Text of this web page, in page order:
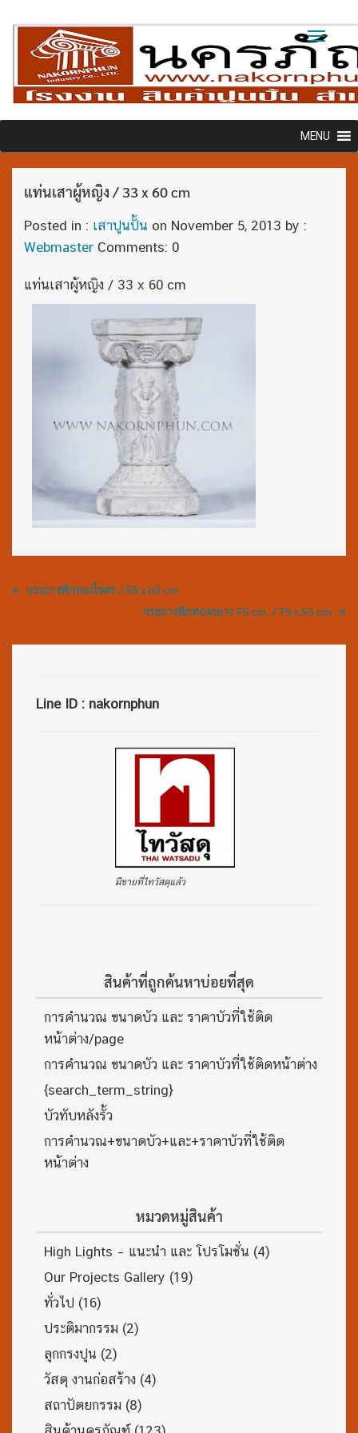
Toggle
MENU
แท่นเสาผู้หญิง / 33 x 60 cm
Posted in : เสาปูนปั้น on November 5, 2013 by :
Webmaster Comments: 0
แท่นเสาผู้หญิง / 33 x 60 cm
« กระถางฟักทองไข่ศร / 58 x 60 cm
กระถางฟักทองกลาง 75 cm. / 75 x 53 cm
»
Line ID : nakornphun
มีขายที่ไทวัสดุแล้ว
สินค้าที่ถูกค้นหาบ่อยที่สุด
การคำนวณ ขนาดบัว และ ราคาบัวที่ใช้ติด
หน้าต่าง/page
การคำนวณ ขนาดบัว และ ราคาบัวที่ใช้ติดหน้าต่าง
{search_term_string}
บัวทับหลังรั้ว
การคำนวณ+ขนาดบัว+และ+ราคาบัวที่ใช้ติด
หน้าต่าง
หมวดหมู่สินค้า
High Lights – แนะนำ และ โปรโมชั่น (4)
Our Projects Gallery (19)
ทั่วไป (16)
ประติมากรรม (2)
ลูกกรงปูน (2)
วัสดุ งานก่อสร้าง (4)
สถาปัตยกรรม (8)